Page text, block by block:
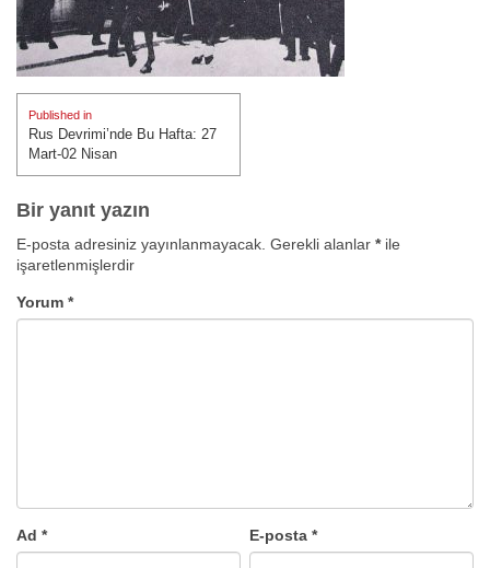
gezinmesi
Published in
Rus Devrimi’nde Bu Hafta: 27
Mart-02 Nisan
Bir yanıt yazın
E-posta adresiniz yayınlanmayacak. Gerekli alanlar *ile
işaretlenmişlerdir
Yorum *
Ad * E-posta*